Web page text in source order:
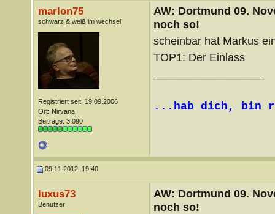
marlon75
schwarz & weiß im wechsel
Registriert seit: 19.09.2006
Ort: Nirvana
Beiträge: 3.090
AW: Dortmund 09.
noch so!
scheinbar hat Markus
TOP1: Der Einlass
...hab dich, bin
09.11.2012, 19:40
luxus73
Benutzer
AW: Dortmund 09.
noch so!